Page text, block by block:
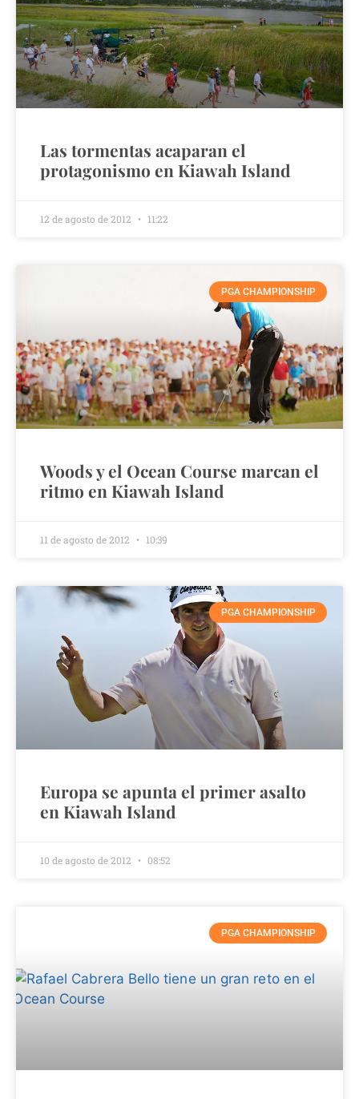
Las tormentas acaparan el
protagonismo en Kiawah Island
12 de agosto de 2012 11:22
PGA CHAMPIONSHIP
Woods y el Ocean Course marcan el
ritmo en Kiawah Island
11 de agosto de 2012 10:39
PGA CHAMPIONSHIP
Europa se apunta el primer asalto
en Kiawah Island
10 de agosto de 2012 08:52
PGA CHAMPIONSHIP